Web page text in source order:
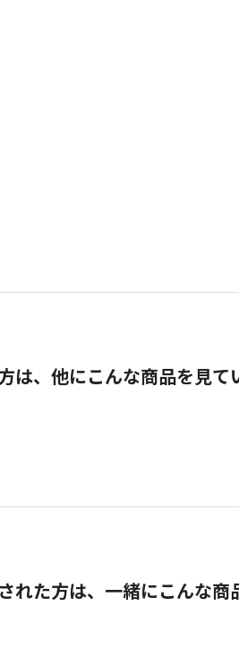
は、他にこんな商品を見て
れた方は、一緒にこんな商